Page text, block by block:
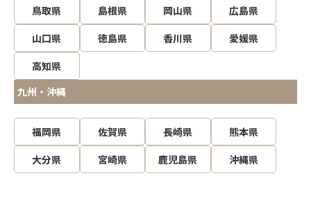
鳥取県 島根県 岡山県
広島県
山口県
徳島県 香川県
愛媛県
高知県
九州・沖縄
福岡県 佐賀県 長崎県
熊本県
大分県
宮崎県 鹿児島県 沖縄県